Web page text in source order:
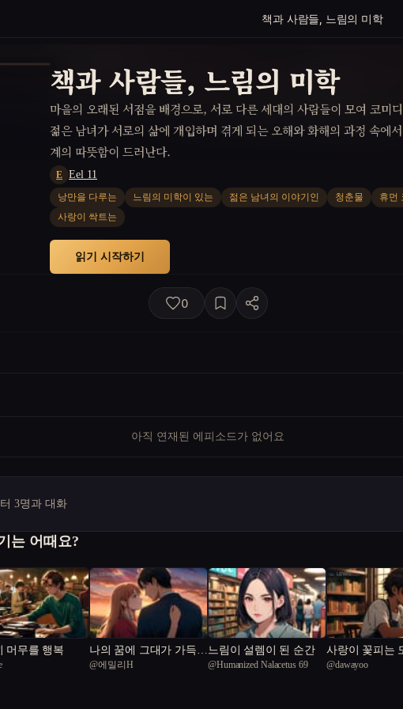
책과 사람들, 느림의 미학
책과 사람들, 느림의 미학
마을의 오래된 서점을 배경으로, 서로 다른 세대의 사람들이 모여 코미
젊은 남녀가 서로의 삶에 개입하며 겪게 되는 오해와 화해의 과정 속에
계의 따뜻함이 드러난다.
E Eel 11
낭만을 다루는 느림의 미학이 있는 젊은 남녀의 이야기인 청춘물 휴먼
사랑이 싹트는
읽기 시작하기
0
아직 연재된 에피소드가 없어요
3명과 대화
는 어때요?
머무를 행복
나의 꿈에 그대가 가득
차있다
@에밀리H
느림이 설렘이 된 순간
@Humanized Nalacetus 69
사랑이 꽃피는
@dawayoo